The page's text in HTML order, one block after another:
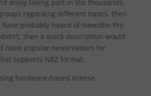
enjoy taking part in the thousands
regarding different topics, then
have probably heard of NewsBin Pro
then a quick description would
most popular newsreaders for
supports NBZ format.
hardware-based license